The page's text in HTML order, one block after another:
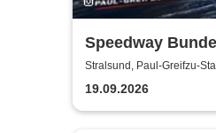
Speedway
Nordstern
Stralsund, Paul-Greifzu-
19.09.2026